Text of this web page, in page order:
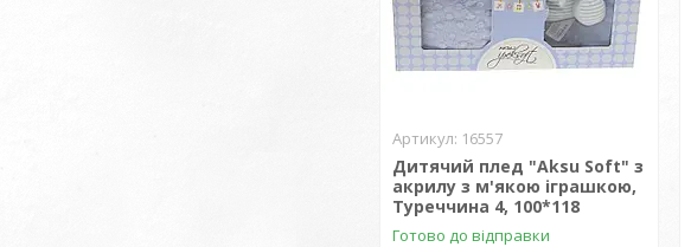
16557
Дитячий плед "Aksu Soft" з
акрилу з м'якою іграшкою,
Туреччина 4, 100*118
Готово до відправки